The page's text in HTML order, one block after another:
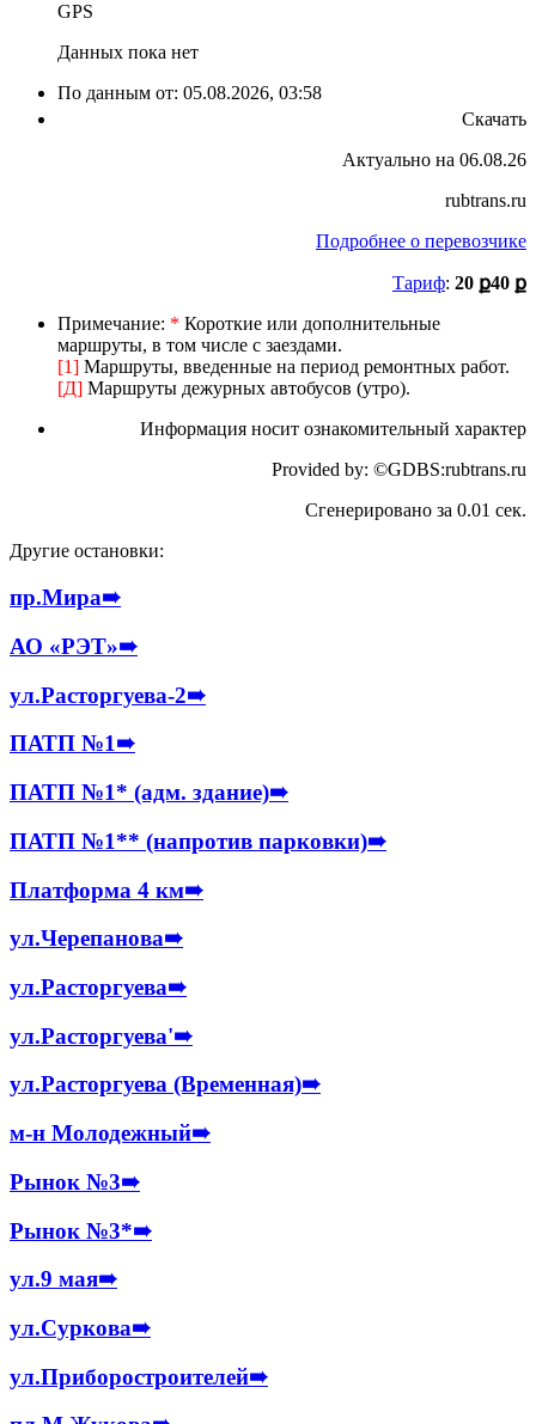
GPS
Данных пока нет
По данным от: 05.08.2026, 03:58
Скачать
Актуально на 06.08.26
rubtrans.ru
Подробнее о перевозчике
Тариф: 20 ք40 ք
Примечание: * Короткие или дополнительные
маршруты, в том числе с заездами.
[1] Маршруты, введенные на период ремонтных работ.
[Д] Маршруты дежурных автобусов (утро).
Информация носит ознакомительный характер
Provided by: ©GDBS:rubtrans.ru
Сгенерировано за 0.01 сек.
Другие остановки:
пр.Мира➠
АО «РЭТ»➠
ул.Расторгуева-2➠
ПАТП №1➠
ПАТП №1* (адм. здание)➠
ПАТП №1** (напротив парковки)➠
Платформа 4 км➠
ул.Черепанова➠
ул.Расторгуева➠
ул.Расторгуева'➠
ул.Расторгуева (Временная)➠
м-н Молодежный➠
Рынок №3➠
Рынок №3*➠
ул.9 мая➠
ул.Суркова➠
ул.Приборостроителей➠